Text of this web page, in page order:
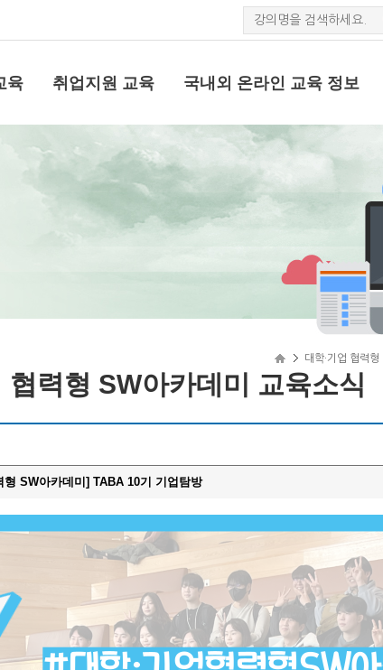
육 취업지원 교육 국내외 온라인 교육 정보
대학·기업 협력형
협력형 SW아카데미 교육소식
형 SW아카데미] TABA 10기 기업탐방